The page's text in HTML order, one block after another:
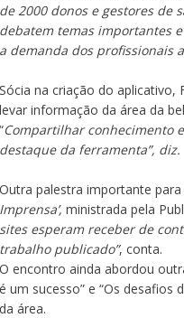
de 2000 donos e gestores de
debatem temas importantes
a demanda dos profissionais
Sócia na criação do aplicativo,
levar informação da área da
“Compartilhar conhecimento
destaque da ferramenta”, diz.
Outra palestra importante
Imprensa’, ministrada pela
sites esperam receber de
trabalho publicado”, conta.
O encontro ainda abordou
é um sucesso” e “Os
da área.